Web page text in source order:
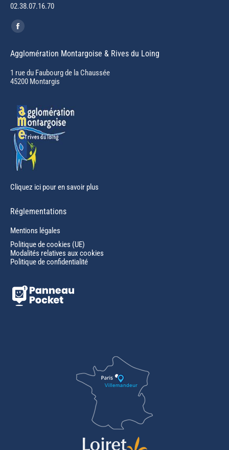
02.38.07.16.70
Trouvez nous sur :
Facebook
opens
in
new
Agglomération Montargoise & Rives du Loing
1 rue du Faubourg de la Chaussée
45200 Montargis
Cliquez ici pour en savoir plus
Réglementations
Mentions légales
Politique de cookies (UE)
Modalités relatives aux cookies
Politique de confidentialité